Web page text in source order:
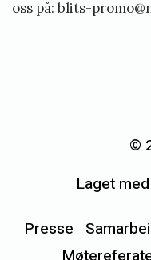
oss på: blits-
©
Laget
Presse